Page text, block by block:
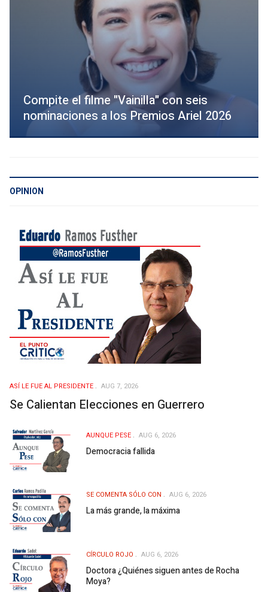
Compite el filme "Vainilla" con seis
nominaciones a los Premios Ariel 2026
OPINION
ASÍ­ LE FUE AL PRESIDENTE AUG 7, 2026
Se Calientan Elecciones en Guerrero
AUNQUE PESE AUG 6, 2026
Democracia fallida
SE COMENTA SÓLO CON AUG 6, 2026
La más grande, la máxima
CÍRCULO ROJO AUG 6, 2026
Doctora ¿Quiénes siguen antes de Rocha
Moya?